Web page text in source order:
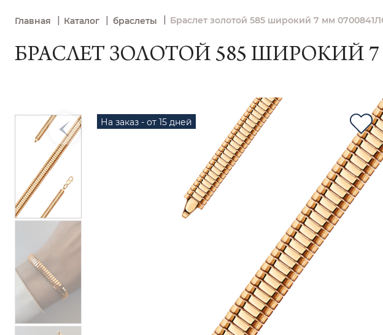
Главная | Каталог | браслеты Браслет золотой 585 широкий 7 мм
БРАСЛЕТ ЗОЛОТОЙ 585 ШИРОКИЙ 7
На заказ - от 15 дней